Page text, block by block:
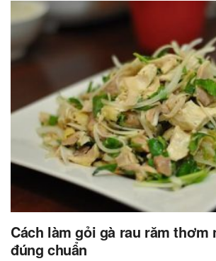
Cách làm gỏi gà rau răm thơm
đúng chuẩn